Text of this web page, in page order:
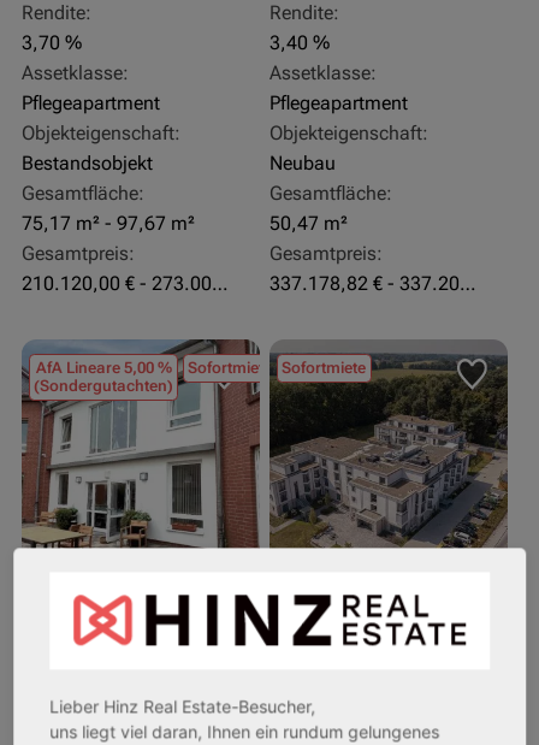
Rendite:
3,70 %
Assetklasse:
Pflegeapartment
Objekteigenschaft:
Bestandsobjekt
Gesamtfläche:
75,17 m² - 97,67 m²
Gesamtpreis:
210.120,00 € - 273.003,24 €
Rendite:
3,40 %
Assetklasse:
Pflegeapartment
Objekteigenschaft:
Neubau
Gesamtfläche:
50,47 m²
Gesamtpreis:
337.178,82 € - 337.207,06 €
AfA Lineare 5,00 %
(Sondergutachten)
Sofortmiete
26969 Butjadingen
3,60 %
Assetklasse:
Sofortmiete
33415 Verl
3,50 %
Assetklasse:
Lieber Hinz Real Estate-Besucher,
uns liegt viel daran, Ihnen ein rundum gelungenes